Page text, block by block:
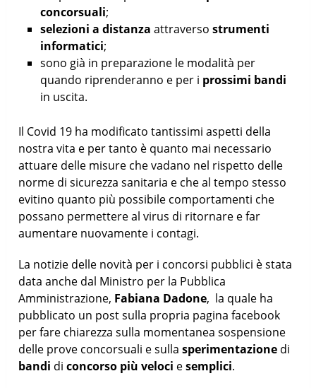
concorsuali;
selezioni a distanza attraverso strumenti
informatici;
sono già in preparazione le modalità per
quando riprenderanno e per i prossimi bandi
in uscita.
Il Covid 19 ha modificato tantissimi aspetti della
nostra vita e per tanto è quanto mai necessario
attuare delle misure che vadano nel rispetto delle
norme di sicurezza sanitaria e che al tempo stesso
evitino quanto più possibile comportamenti che
possano permettere al virus di ritornare e far
aumentare nuovamente i contagi.
La notizie delle novità per i concorsi pubblici è stata
data anche dal Ministro per la Pubblica
Amministrazione, Fabiana Dadone, la quale ha
pubblicato un post sulla propria pagina facebook
per fare chiarezza sulla momentanea sospensione
delle prove concorsuali e sullasperimentazione di
bandi diconcorso più veloci esemplici.